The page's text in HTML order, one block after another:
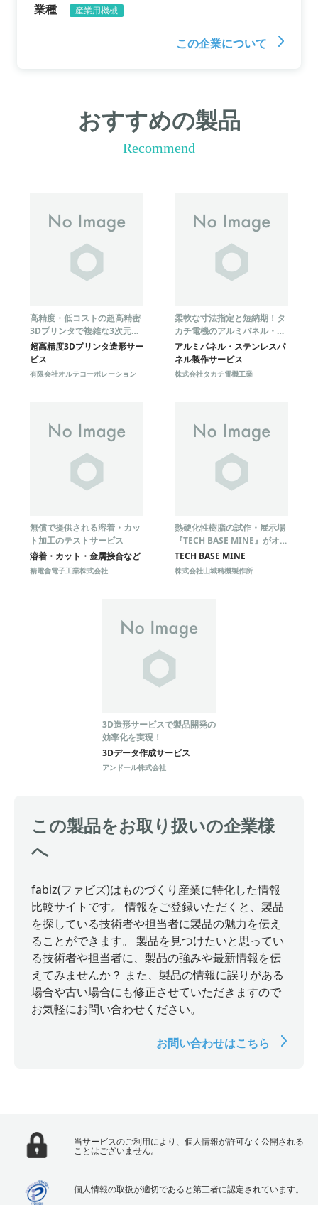
業種
産業用機械
この企業について
おすすめの製品
Recommend
高精度・低コストの超高精密
3Dプリンタで複雑な3次元流
路を実現！
超高精度3Dプリンタ造形サー
ビス
有限会社オルテコーポレーション
柔軟な寸法指定と短納期！タ
カチ電機のアルミパネル・ス
テンレスパネル製作サービス
アルミパネル・ステンレスパ
ネル製作サービス
株式会社タカチ電機工業
無償で提供される溶着・カッ
ト加工のテストサービス
溶着・カット・金属接合など
精電舎電子工業株式会社
熱硬化性樹脂の試作・展示場
『TECH BASE MINE』がオー
プン！
TECH BASE MINE
株式会社山城精機製作所
3D造形サービスで製品開発の
効率化を実現！
3Dデータ作成サービス
アンドール株式会社
この製品をお取り扱いの企業様
へ
fabiz(ファビズ)はものづくり産業に特化した情報
比較サイトです。 情報をご登録いただくと、製品
を探している技術者や担当者に製品の魅力を伝え
ることができます。 製品を見つけたいと思ってい
る技術者や担当者に、製品の強みや最新情報を伝
えてみませんか？ また、製品の情報に誤りがある
場合や古い場合にも修正させていただきますので
お気軽にお問い合わせください。
お問い合わせはこちら
当サービスのご利用により、個人情報が許可なく公開される
ことはございません。
個人情報の取扱が適切であると第三者に認定されています。